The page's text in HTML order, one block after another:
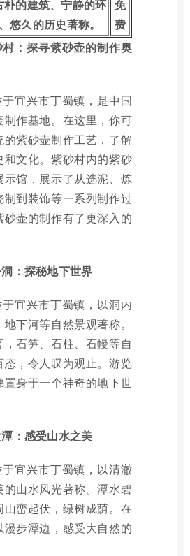
朴的建筑、宁静的环
悠久的历史著称。
免
费
村：探寻紫砂壶的制作奥
宜兴市丁蜀镇，是中国
制作基地。在这里，你可
的紫砂壶制作工艺，了解
和文化。紫砂村内的紫砂
示馆，展示了从选泥、炼
制到装饰等一系列制作过
砂壶的制作有了更深入的
：探秘地下世界
宜兴市丁蜀镇，以洞内
下河等自然景观著称。
石笋、石柱、石幔等自
态，令人叹为观止。游览
置身于一个神奇的地下世
：感受山水之美
宜兴市丁蜀镇，以清澈
的山水风光著称。潭水碧
山峦起伏，绿树成荫。在
漫步潭边，感受大自然的